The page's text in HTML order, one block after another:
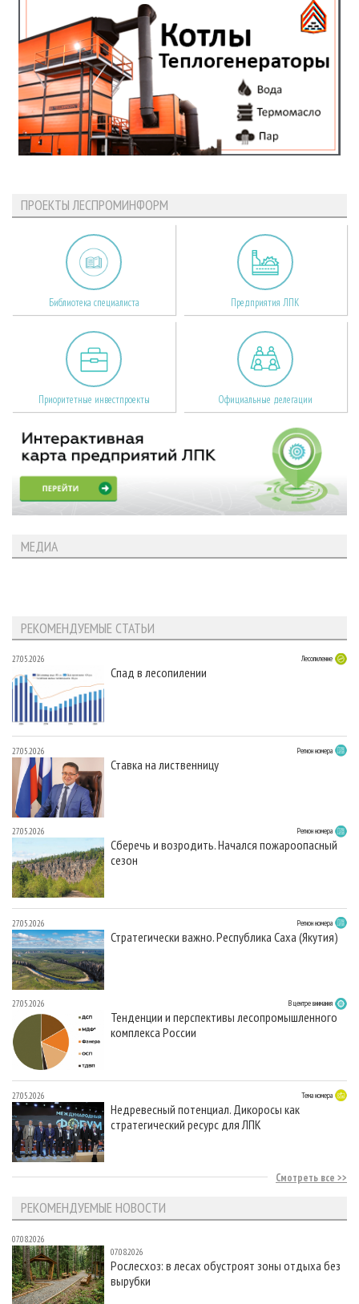
ПРОЕКТЫ ЛЕСПРОМИНФОРМ
Библиотека специалиста Предприятия ЛПК
Приоритетные инвестпроекты Официальные делегации
МЕДИА
РЕКОМЕНДУЕМЫЕ СТАТЬИ
27.05.2026 Лесопиление
Спад в лесопилении
27.05.2026 Регион номера
Ставка на лиственницу
27.05.2026 Регион номера
Сберечь и возродить. Начался пожароопасный
сезон
27.05.2026 Регион номера
Стратегически важно. Республика Саха (Якутия)
27.05.2026 В центре внимания
Тенденции и перспективы лесопромышленного
комплекса России
27.05.2026 Тема номера
Недревесный потенциал. Дикоросы как
стратегический ресурс для ЛПК
Смотреть все
РЕКОМЕНДУЕМЫЕ НОВОСТИ
07.08.2026
07.08.2026
Рослесхоз: в лесах обустроят зоны отдыха без
вырубки